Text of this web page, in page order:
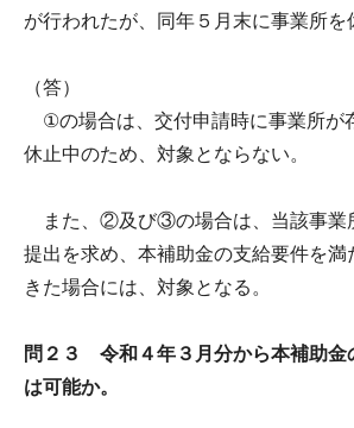
が行われたが、同年５月末に事業所を
（答）
①の場合は、交付申請時に事業所が
休止中のため、対象とならない。
また、②及び③の場合は、当該事業
提出を求め、本補助金の支給要件を満
きた場合には、対象となる。
問２３ 令和４年３月分から本補助金
は可能か。